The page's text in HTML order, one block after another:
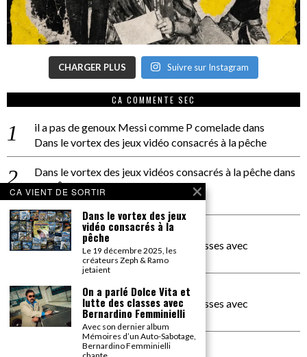
CHARGER PLUS Suivre sur Instagram
CA COMMENTE SEC
il a pas de genoux Messi comme P comeladedans
Dans le vortex des jeux vidéo consacrés à la pêche
Dans le vortex des jeux vidéos consacrés à la pêchedans
PACÔME THIELLEMENT
La séance d’Hip Gnose
La Patrie
dans
On a parlé Dolce Vita et lutte des classes avec
Bernardino Femminielli
carte noire negra à l'o tiededans
On a parlé Dolce Vita et lutte des classes avec
Bernardino Femminielli
moise et son mascarédans
CA VIENT DE SORTIR
Dans le vortex des jeux
vidéo consacrés à la
pêche
Le 19 décembre 2025, les
créateurs Zeph & Ramo
jetaient
On a parlé Dolce Vita et
lutte des classes avec
Bernardino Femminielli
Avec son dernier album
Mémoires d’un Auto-Sabotage,
Bernardino Femminielli